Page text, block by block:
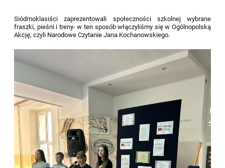
Siódmoklasiści zaprezentowali społeczności szkolnej wybrane
fraszki, pieśni i treny- w ten sposób włączyliśmy się w Ogólnopolską
Akcję, czyli Narodowe Czytanie Jana Kochanowskiego.